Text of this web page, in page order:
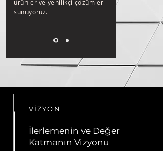
ürünler ve yenilikçi çözümler
sunuyoruz.
VİZYON
İlerlemenin ve Değer
Katmanın Vizyonu